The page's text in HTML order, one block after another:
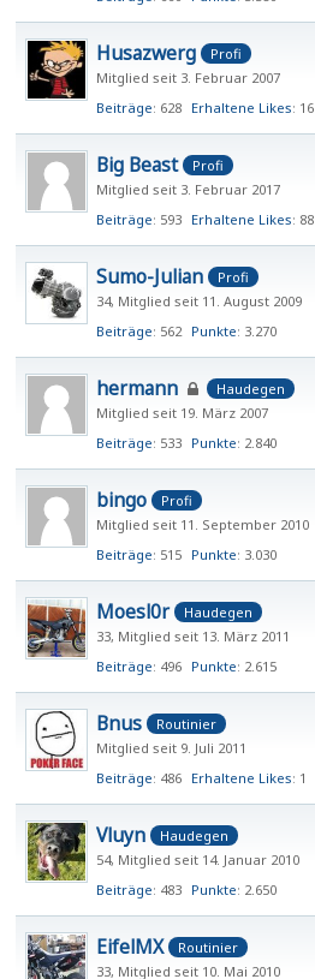
Husazwerg
Profi
Mitglied seit 3. Februar 2007
Beiträge 628 Erhaltene Likes 16
Big Beast
Profi
Mitglied seit 3. Februar 2017
Beiträge 593 Erhaltene Likes 88
Sumo-Julian
Profi
34 Mitglied seit 11. August 2009
Beiträge 562 Punkte 3.270
hermann
Haudegen
Mitglied seit 19. März 2007
Beiträge 533 Punkte 2.840
bingo
Profi
Mitglied seit 11. September 2010
Beiträge 515 Punkte 3.030
Moesl0r
Haudegen
33 Mitglied seit 13. März 2011
Beiträge 496 Punkte 2.615
Bnus
Routinier
Mitglied seit 9. Juli 2011
Beiträge 486 Erhaltene Likes 1
Vluyn
Haudegen
54 Mitglied seit 14. Januar 2010
Beiträge 483 Punkte 2.650
EifelMX
Routinier
33 Mitglied seit 10. Mai 2010